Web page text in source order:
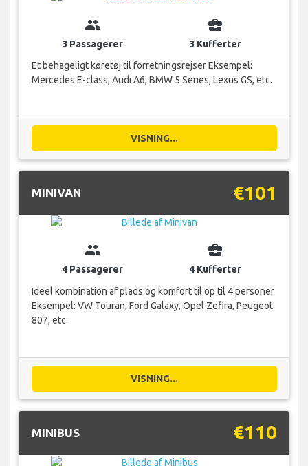
group
3 Passagerer
business_center
3 Kufferter
Et behageligt køretøj til forretningsrejser Eksempel:
Mercedes E-class, Audi A6, BMW 5 Series, Lexus GS, etc.
VISNING...
MINIVAN €101
group
4 Passagerer
business_center
4 Kufferter
Ideel kombination af plads og komfort til op til 4 personer
Eksempel: VW Touran, Ford Galaxy, Opel Zefira, Peugeot
807, etc.
VISNING...
MINIBUS €110